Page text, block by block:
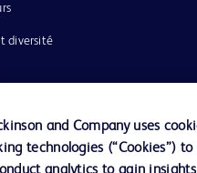
diversité
and Company uses
technologies (“Cookies”)